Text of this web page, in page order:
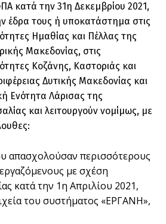
κατά την 31η Δεκεμβρίου 2021,
έδρα τους ή υποκατάστημα στις
Ημαθίας και Πέλλας της
Μακεδονίας, στις
Κοζάνης, Καστοριάς και
Δυτικής Μακεδονίας και
Ενότητα Λάρισας της
και λειτουργούν νομίμως, με
απασχολούσαν περισσότερους
με σχέση
κατά την 1η Απριλίου 2021,
του συστήματος «ΕΡΓΑΝΗ»,